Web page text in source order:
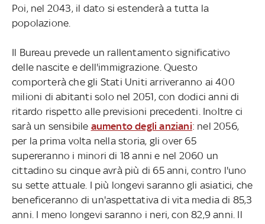
Poi, nel 2043, il dato si estenderà a tutta la
popolazione.
Il Bureau prevede un rallentamento significativo
delle nascite e dell'immigrazione. Questo
comporterà che gli Stati Uniti arriveranno ai 400
milioni di abitanti solo nel 2051, con dodici anni di
ritardo rispetto alle previsioni precedenti. Inoltre ci
sarà un sensibile aumento degli anziani: nel 2056,
per la prima volta nella storia, gli over 65
supereranno i minori di 18 anni e nel 2060 un
cittadino su cinque avrà più di 65 anni, contro l'uno
su sette attuale. I più longevi saranno gli asiatici, che
beneficeranno di un'aspettativa di vita media di 85,3
anni. I meno longevi saranno i neri, con 82,9 anni. Il